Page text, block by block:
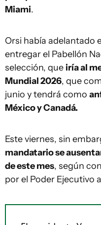
Miami.
Orsi había adelantado
entregar el Pabellón
selección, que iría al
Mundial 2026, que
junio y tendrá como
México y Canadá.
Este viernes, sin
mandatario se
de este mes, según
por el Poder Ejecutivo